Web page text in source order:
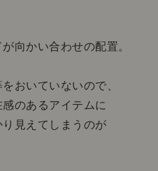
向かい合わせの配置。
おいていないので、
のあるアイテムに
見えてしまうのが